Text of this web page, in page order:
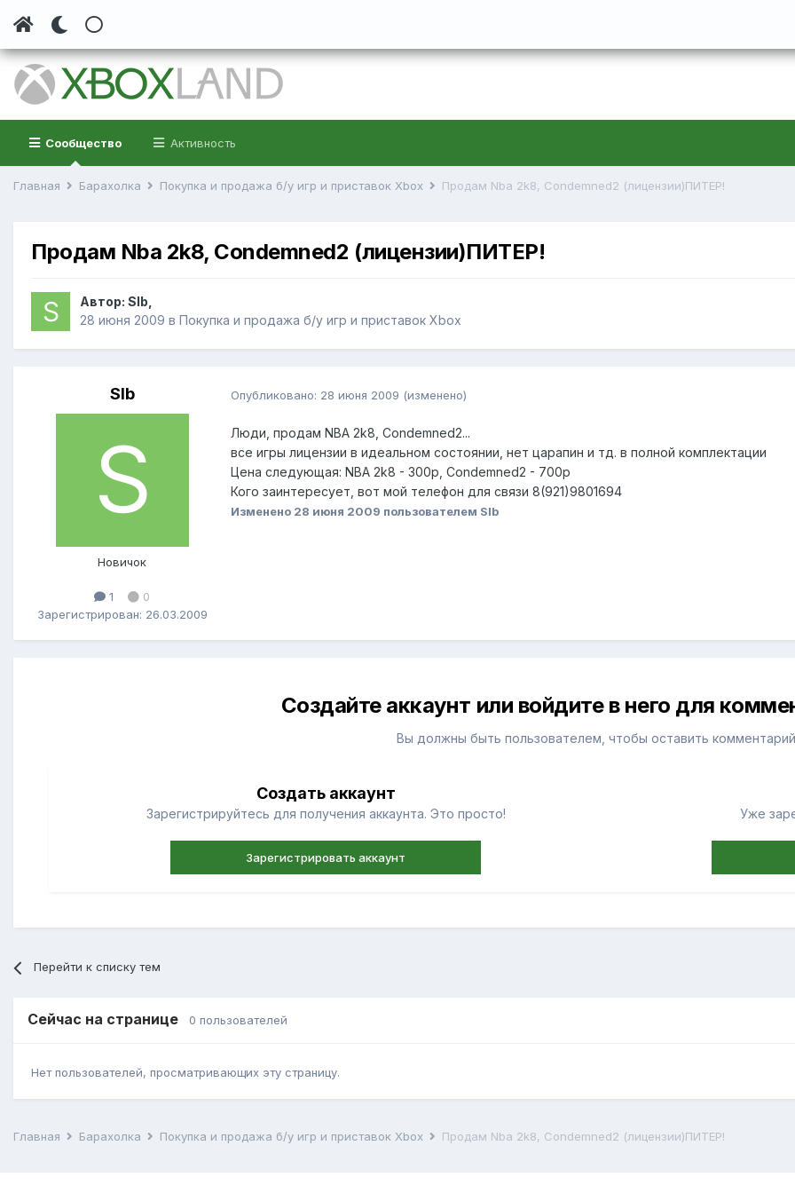
Сообщество Активность
Главная Барахолка Покупка и продажа б/у игр и приставок Xbox Продам Nba 2k8, Condemned2 (лицензии)ПИТЕР!
Продам Nba 2k8, Condemned2 (лицензии)ПИТЕР!
Автор: Slb
28 июня 2009 в Покупка и продажа б/у игр и приставок Xbox
Slb
Новичок
1
0
Зарегистрирован: 26.03.2009
Опубликовано: 28 июня 2009 (изменено)
Люди, продам NBA 2k8, Condemned2...
все игры лицензии в идеальном состоянии, нет царапин и тд. в полной комплектации
Цена следующая: NBA 2k8 - 300p, Condemned2 - 700p
Кого заинтересует, вот мой телефон для связи 8(921)9801694
Изменено 28 июня 2009 пользователем Slb
Создайте аккаунт или войдите в него для
Вы должны быть пользователем, чтобы оставить комментарий
Создать аккаунт
Зарегистрируйтесь для получения аккаунта. Это просто!
Зарегистрировать аккаунт
Уже
Перейти к списку тем
Сейчас на странице 0 пользователей
Нет пользователей, просматривающих эту страницу.
Главная Барахолка Покупка и продажа б/у игр и приставок Xbox Продам Nba 2k8, Condemned2 (лицензии)ПИТЕР!